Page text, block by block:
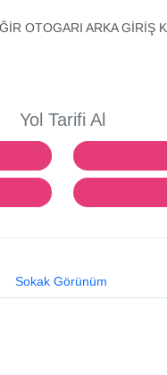
OTOGARI ARKA GİRİŞ
Yol Tarifi Al
Sokak Görünüm